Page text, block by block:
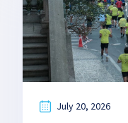
July 20, 2026